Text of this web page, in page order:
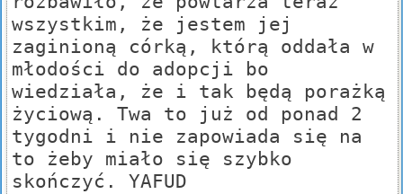
wszystkim, że jestem jej
zaginioną córką, którą oddała w
młodości do adopcji bo
wiedziała, że i tak będą porażką
życiową. Twa to już od ponad 2
tygodni i nie zapowiada się na
to żeby miało się szybko
skończyć. YAFUD